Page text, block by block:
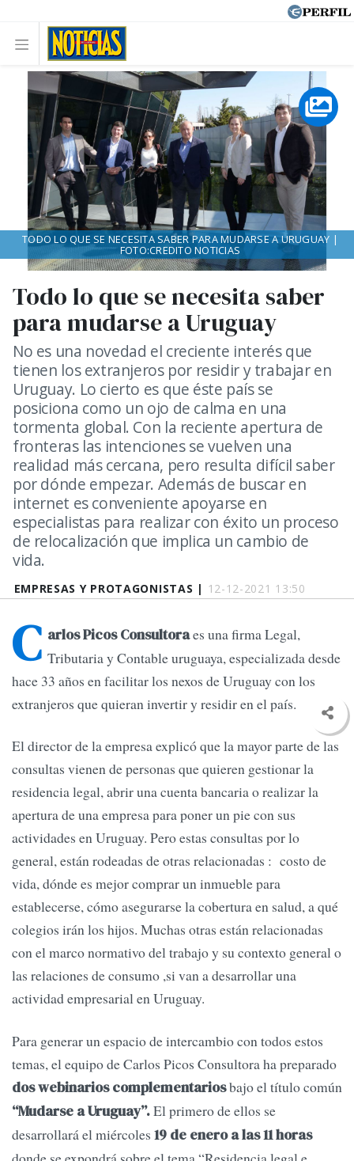
EMPRESAS Y PROTAGONISTAS | 12-12-2021 13:50
Todo lo que se necesita saber
para mudarse a Uruguay
No es una novedad el creciente interés que
tienen los extranjeros por residir y trabajar en
Uruguay. Lo cierto es que éste país se
posiciona como un ojo de calma en una
tormenta global. Con la reciente apertura de
fronteras las intenciones se vuelven una
realidad más cercana, pero resulta difícil saber
por dónde empezar. Además de buscar en
internet es conveniente apoyarse en
especialistas para realizar con éxito un proceso
de relocalización que implica un cambio de
vida.
TODO LO QUE SE NECESITA SABER PARA MUDARSE A URUGUAY |
FOTO:CREDITO NOTICIAS
C arlos Picos Consultoraes una firma Legal,
Tributaria y Contable uruguaya, especializada desde
hace 33 años en facilitar los nexos de Uruguay con los
extranjeros que quieran invertir y residir en el país.
El director de la empresa explicó que la mayor parte de las
consultas vienen de personas que quieren gestionar la
residencia legal, abrir una cuenta bancaria o realizar la
apertura de una empresa para poner un pie con sus
actividades en Uruguay. Pero estas consultas por lo
general, están rodeadas de otras relacionadas : costo de
vida, dónde es mejor comprar un inmueble para
establecerse, cómo asegurarse la cobertura en salud, a qué
colegios irán los hijos. Muchas otras están relacionadas
con el marco normativo del trabajo y su contexto general o
las relaciones de consumo ,si van a desarrollar una
actividad empresarial en Uruguay.
Para generar un espacio de intercambio con todos estos
temas, el equipo de Carlos Picos Consultora ha preparado
dos webinarios complementariosbajo el título común
“Mudarse a Uruguay”.El primero de ellos se
desarrollará el miércoles 19 de enero a las 11 horas